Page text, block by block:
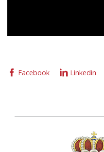
Facebook Linkedin